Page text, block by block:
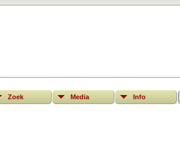
Zoek Media Info